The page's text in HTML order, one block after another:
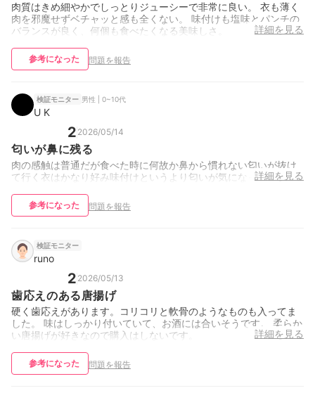
肉質はきめ細やかでしっとりジューシーで非常に良い。 衣も薄く
肉を邪魔せずベチャッと感も全くない。 味付けも塩味とパンチの
バランスが良く、何個も食べたくなる美味しさ。
詳細を見る
参考になった 問題を報告
検証モニター 男性 | 0~10代
U K
2 2026/05/14
匂いが鼻に残る
肉の感触は普通だが食べた時に何故か鼻から慣れない匂いが抜け
て行く衣はかなり好み味付けというより匂いが気になってしまう
詳細を見る
参考になった 問題を報告
検証モニター
runo
2 2026/05/13
歯応えのある唐揚げ
硬く歯応えがあります。コリコリと軟骨のようなものも入ってま
した。 味はしっかり付いていて、お酒には合いそうです。 柔らか
い唐揚げが好きなので購入はしないです。
詳細を見る
参考になった 問題を報告